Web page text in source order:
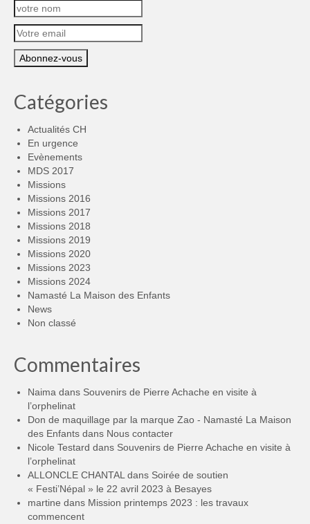
Catégories
Actualités CH
En urgence
Evènements
MDS 2017
Missions
Missions 2016
Missions 2017
Missions 2018
Missions 2019
Missions 2020
Missions 2023
Missions 2024
Namasté La Maison des Enfants
News
Non classé
Commentaires
Naima dans Souvenirs de Pierre Achache en visite à
l’orphelinat
Don de maquillage par la marque Zao - Namasté La Maison
des Enfants dans Nous contacter
Nicole Testard dans Souvenirs de Pierre Achache en visite à
l’orphelinat
ALLONCLE CHANTAL dans Soirée de soutien
« Festi’Népal » le 22 avril 2023 à Besayes
martine dans Mission printemps 2023 : les travaux
commencent